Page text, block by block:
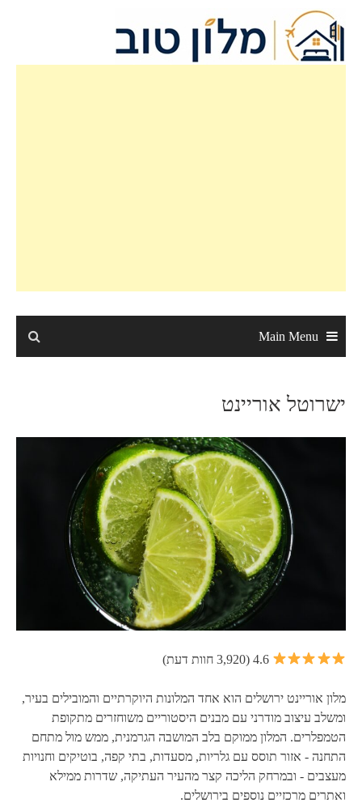
content
Main Menu
ישרוטל אוריינט
4.6 (3,920 חוות דעת)
מלון אוריינט ירושלים הוא אחד המלונות היוקרתיים והמובילים בעיר,
ומשלב עיצוב מודרני עם מבנים היסטוריים משוחזרים מתקופת
הטמפלרים. המלון ממוקם בלב המושבה הגרמנית, ממש מול מתחם
התחנה - אזור תוסס עם גלריות, מסעדות, בתי קפה, בוטיקים וחנויות
מעצבים - ובמרחק הליכה קצר מהעיר העתיקה, שדרות ממילא
ואתרים מרכזיים נוספים בירושלים.